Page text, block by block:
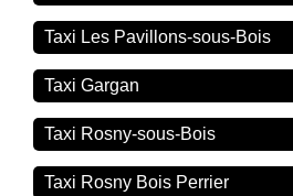
Taxi Les Pavillons-sous-Bois
Taxi Gargan
Taxi Rosny-sous-Bois
Taxi Rosny Bois Perrier